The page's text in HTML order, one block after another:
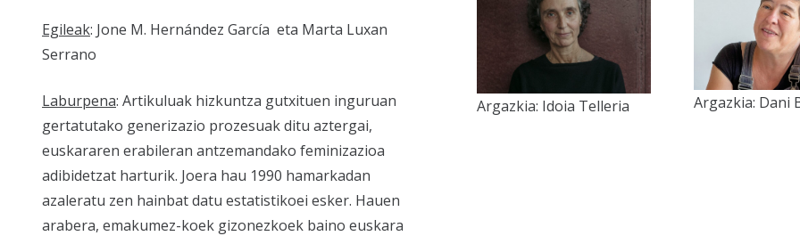
Egileak: Jone M. Hernández García eta Marta Luxan
Serrano
Laburpena: Artikuluak hizkuntza gutxituen inguruan
gertatutako generizazio prozesuak ditu aztergai,
euskararen erabileran antzemandako feminizazioa
adibidetzat harturik. Joera hau 1990 hamarkadan
azaleratu zen hainbat datu estatistikoei esker. Hauen
arabera, emakumez-koek gizonezkoek baino euskara
Argazkia: Idoia Telleria Argazkia: Dani